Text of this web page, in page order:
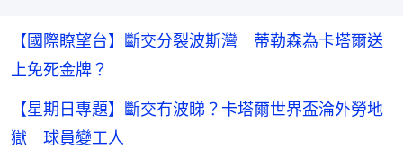
【國際瞭望台】斷交分裂波斯灣 蒂勒森為卡塔爾送
上免死金牌？
【星期日專題】斷交冇波睇？卡塔爾世界盃淪外勞地
獄 球員變工人